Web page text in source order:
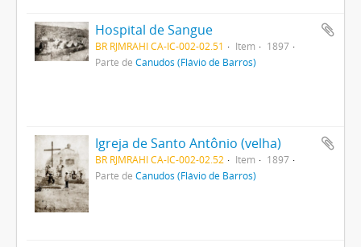
Hospital de Sangue
BR RJMRAHI CA-IC-002-02.51 Item
1897
Parte de Canudos (Flávio de Barros)
Igreja de Santo Antônio (velha)
BR RJMRAHI CA-IC-002-02.52 Item
1897
Parte de Canudos (Flávio de Barros)